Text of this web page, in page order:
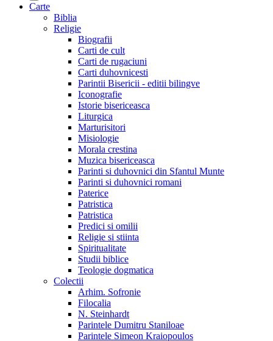
Carte
Biblia
Religie
Biografii
Carti de cult
Carti de rugaciuni
Carti duhovnicesti
Parintii Bisericii - editii bilingve
Iconografie
Istorie bisericeasca
Liturgica
Marturisitori
Misiologie
Morala crestina
Muzica bisericeasca
Parinti si duhovnici din Sfantul Munte
Parinti si duhovnici romani
Paterice
Patristica
Patristica
Predici si omilii
Religie si stiinta
Spiritualitate
Studii biblice
Teologie dogmatica
Colectii
Arhim. Sofronie
Filocalia
N. Steinhardt
Parintele Dumitru Staniloae
Parintele Simeon Kraiopoulos